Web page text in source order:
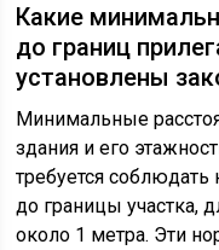
Какие
до границ
установлены
Минимальные
здания и его
требуется
до границы участка,
около 1 метра. Эти